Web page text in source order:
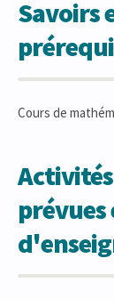
Savoirs
Cours de